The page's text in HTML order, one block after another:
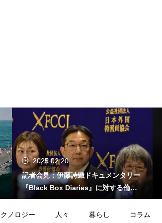
2025.02.20
記者会見：伊藤詩織ドキュメンタリー
『Black Box Diaries』に対する倫理
的懸念
ノロジー 人々 暮らし コラム